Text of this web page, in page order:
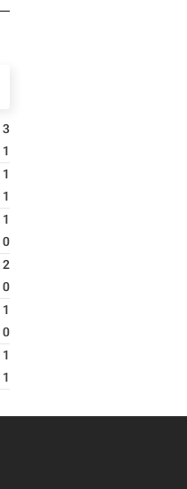
3
1
1
1
1
0
2
0
1
0
1
1